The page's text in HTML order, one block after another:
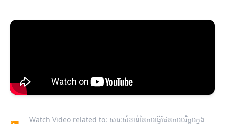
Watch Video related to: សារៈសំខាន់នៃការធ្វើផែនការបរិក្ខារ​ក្នុង